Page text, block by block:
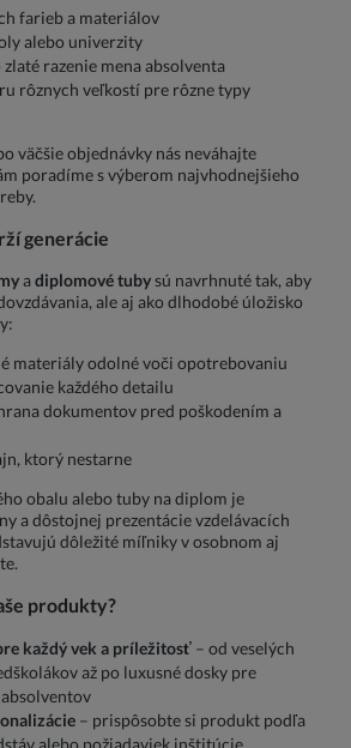
farieb a materiálov
alebo univerzity
razenie mena absolventa
rôznych veľkostí pre rôzne typy
väčšie objednávky nás neváhajte
poradíme s výberom najvhodnejšieho
generácie
adiplomové tubysú navrhnuté tak, aby
ale aj ako dlhodobé úložisko
materiály odolné voči opotrebovaniu
každého detailu
dokumentov pred poškodením a
ktorý nestarne
obalu alebo tuby na diplom je
a dôstojnej prezentácie vzdelávacích
dôležité míľniky v osobnom aj
produkty?
každý vek a príležitosť – od veselých
až po luxusné dosky pre
– prispôsobte si produkt podľa